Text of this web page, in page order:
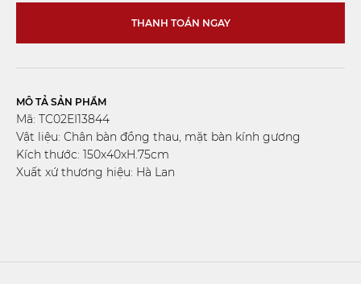
THANH TOÁN NGAY
MÔ TẢ SẢN PHẨM
Mã: TC02EI13844
Vật liệu: Chân bàn đồng thau, mặt bàn kính gương
Kích thước: 150x40xH.75cm
Xuất xứ thương hiệu: Hà Lan